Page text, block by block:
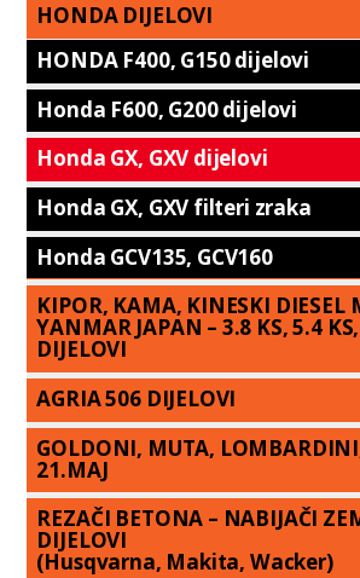
HONDA DIJELOVI
HONDA F400, G150 dijelovi
Honda F600, G200 dijelovi
Honda GX, GXV dijelovi
Honda GX, GXV filteri zraka
Honda GCV135, GCV160
KIPOR, KAMA, KINESKI DIESEL
YANMAR JAPAN – 3.8 KS, 5.4
DIJELOVI
AGRIA 506 DIJELOVI
GOLDONI, MUTA,
21.MAJ
REZAČI BETONA – NABIJAČI
DIJELOVI
(Husqvarna, Makita, Wacker)